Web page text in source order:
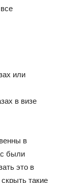
или
в визе
в
были
это в
такие